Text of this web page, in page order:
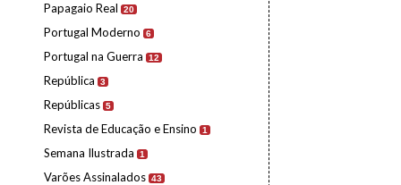
Papagaio Real 20
Portugal Moderno 6
Portugal na Guerra 12
República 3
Repúblicas 5
Revista de Educação e Ensino 1
Semana Ilustrada 1
Varões Assinalados 43